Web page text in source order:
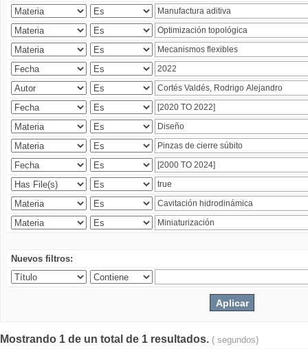
Nuevos filtros:
Mostrando 1 de un total de 1 resultados. ( segundos)